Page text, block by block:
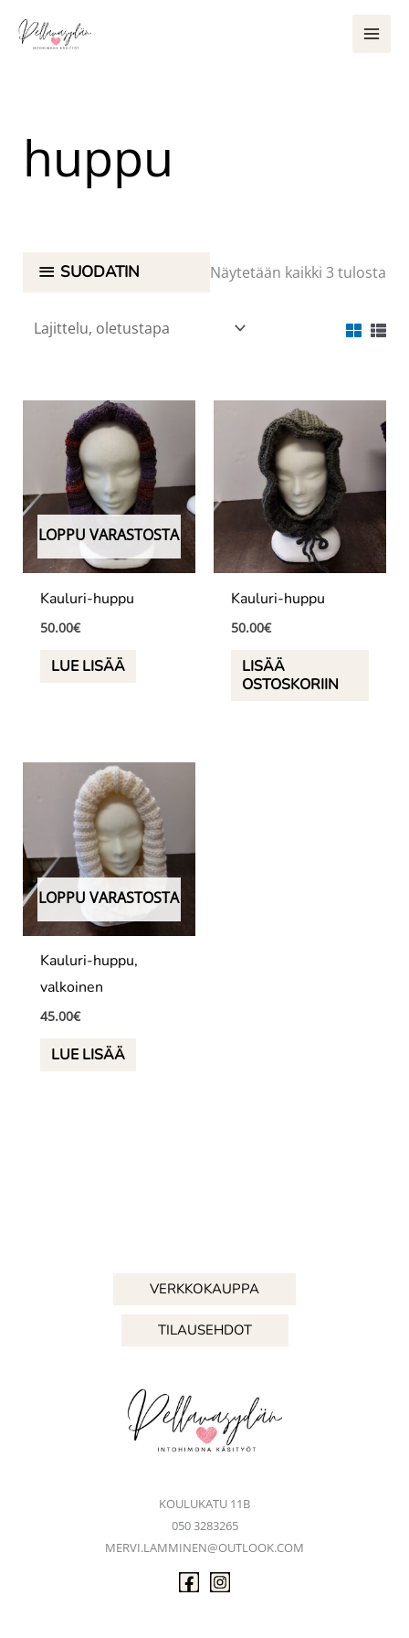
sisältöön
huppu
SUODATIN Näytetään kaikki 3 tulosta
LOPPU VARASTOSTA
Kauluri-huppu
50.00€
LUE LISÄÄ
Kauluri-huppu
50.00€
LISÄÄ
OSTOSKORIIN
LOPPU VARASTOSTA
Kauluri-huppu,
valkoinen
45.00€
LUE LISÄÄ
VERKKOKAUPPA
TILAUSEHDOT
KOULUKATU 11B
050 3283265
MERVI.LAMMINEN@OUTLOOK.COM